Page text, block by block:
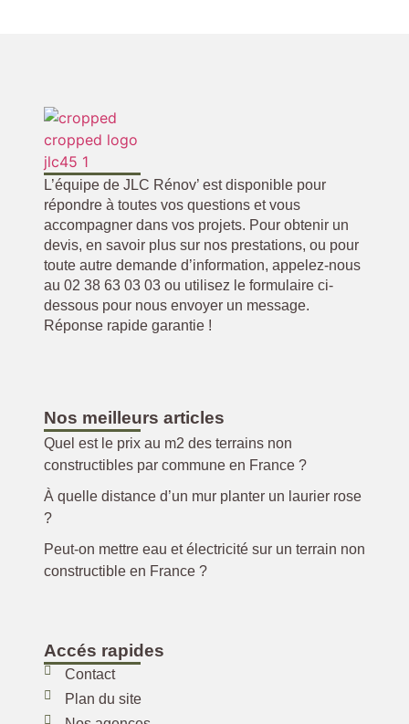
L’équipe de JLC Rénov’ est disponible pour
répondre à toutes vos questions et vous
accompagner dans vos projets. Pour obtenir un
devis, en savoir plus sur nos prestations, ou pour
toute autre demande d’information, appelez-nous
au 02 38 63 03 03 ou utilisez le formulaire ci-
dessous pour nous envoyer un message.
Réponse rapide garantie !
Nos meilleurs articles
Quel est le prix au m2 des terrains non
constructibles par commune en France ?
À quelle distance d’un mur planter un laurier rose
?
Peut-on mettre eau et électricité sur un terrain non
constructible en France ?
Accés rapides
Contact
Plan du site